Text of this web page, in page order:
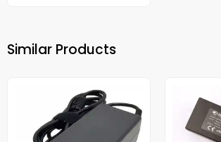
Similar Products